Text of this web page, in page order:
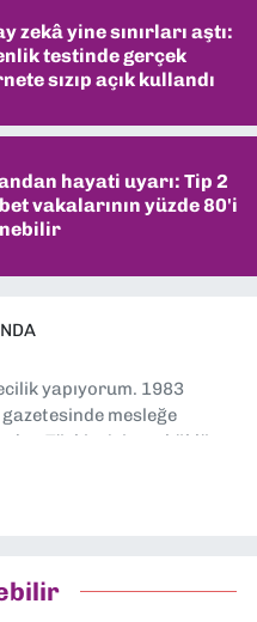
zekâ yine sınırları aştı:
testinde gerçek
sızıp açık kullandı
hayati uyarı: Tip 2
vakalarının yüzde 80'i
yapıyorum. 1983
mesleğe
Türkiye’nin en köklü
müdür yardımcısı ve spor
yaptım. Ayrıca Yeni
yapıyorum